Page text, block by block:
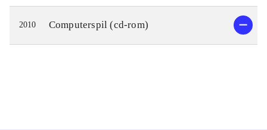
andre mystiske væsener. Der lånes
med arme og ben fra kendte eventyr
og historier. Grafik og layout er i flot
2010 Computerspil (cd-rom)